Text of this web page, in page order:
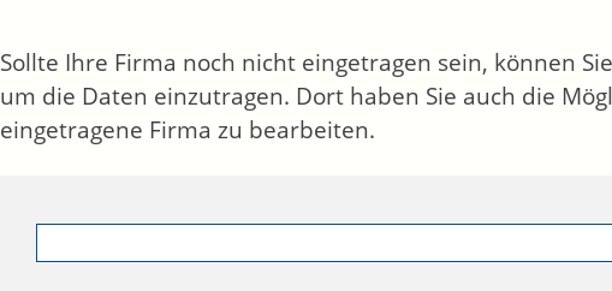
Sollte Ihre Firma noch nicht eingetragen sein, können
um die Daten einzutragen. Dort haben Sie auch die
eingetragene Firma zu bearbeiten.